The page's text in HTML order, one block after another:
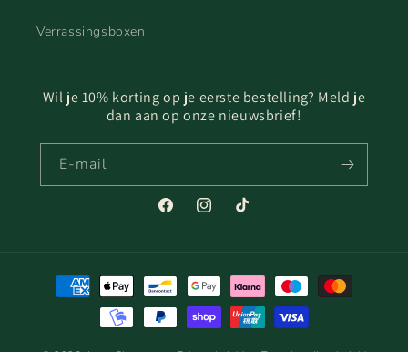
Verrassingsboxen
Wil je 10% korting op je eerste bestelling? Meld je
dan aan op onze nieuwsbrief!
E‑mail
FacebookInstagramTikTok
Betaalmethoden